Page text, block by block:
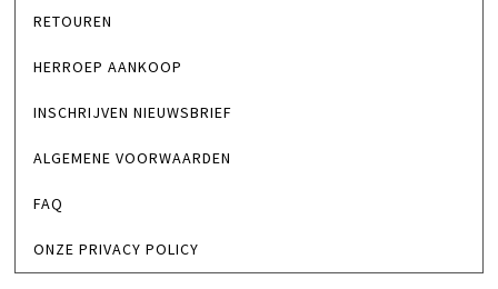
RETOUREN
HERROEP AANKOOP
INSCHRIJVEN NIEUWSBRIEF
ALGEMENE VOORWAARDEN
FAQ
ONZE PRIVACY POLICY